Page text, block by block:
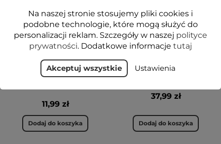
Żel ze świetlikiem
lekarskim i rumiankiem
do powiek i pod oczy 10 g
11,99 zł
Dodaj do koszyka
wzmacniający naczynka
37,99 zł
Dodaj do koszyka
Na naszej stronie stosujemy pliki cookies i
podobne technologie, które mogą służyć do
personalizacji reklam. Szczegóły w naszej polityce
prywatności. Dodatkowe informacje tutaj
Akceptuj wszystkie Ustawienia